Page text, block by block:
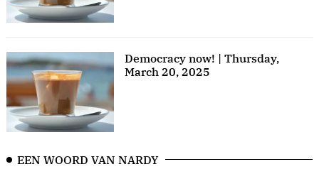
Democracy now! | Thursday,
March 20, 2025
EEN WOORD VAN NARDY